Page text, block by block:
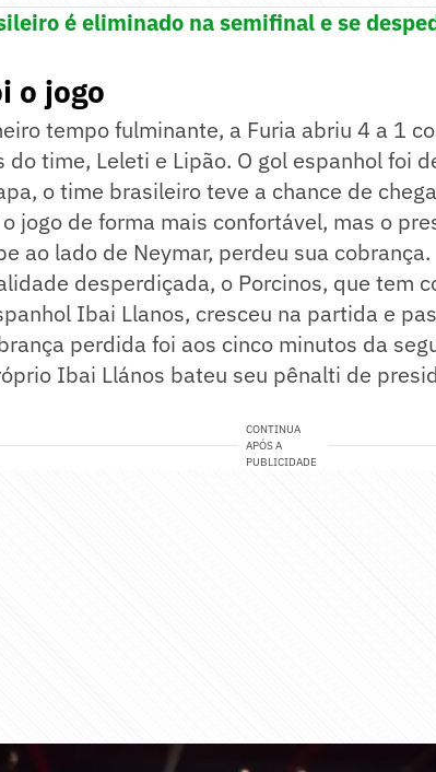
é eliminado na semifinal e se
o jogo
tempo fulminante, a Furia abriu 4 a 1
do time, Leleti e Lipão. O gol espanhol foi
o time brasileiro teve a chance de
jogo de forma mais confortável, mas o
ao lado de Neymar, perdeu sua cobrança.
desperdiçada, o Porcinos, que tem
Ibai Llanos, cresceu na partida e
perdida foi aos cinco minutos da
Ibai Llános bateu seu pênalti de
CONTINUA
APÓS A
PUBLICIDADE